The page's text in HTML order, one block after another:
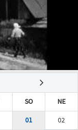
SO
NE
01
02